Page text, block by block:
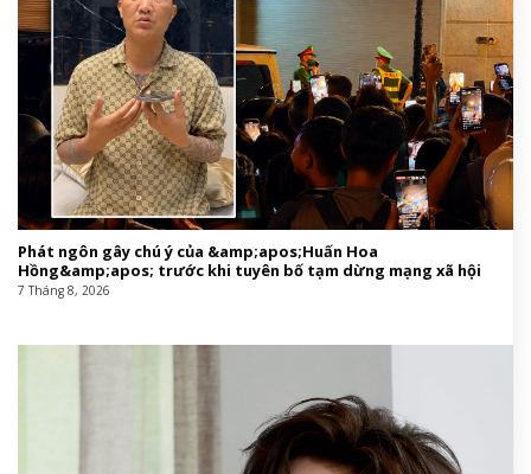
Phát ngôn gây chú ý của &amp;apos;Huấn Hoa
Hồng&amp;apos; trước khi tuyên bố tạm dừng mạng xã hội
7 Tháng 8, 2026